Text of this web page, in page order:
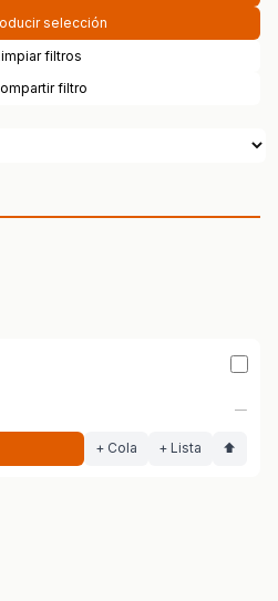
selección
filtros
filtro
—
+ Cola + Lista ⬆